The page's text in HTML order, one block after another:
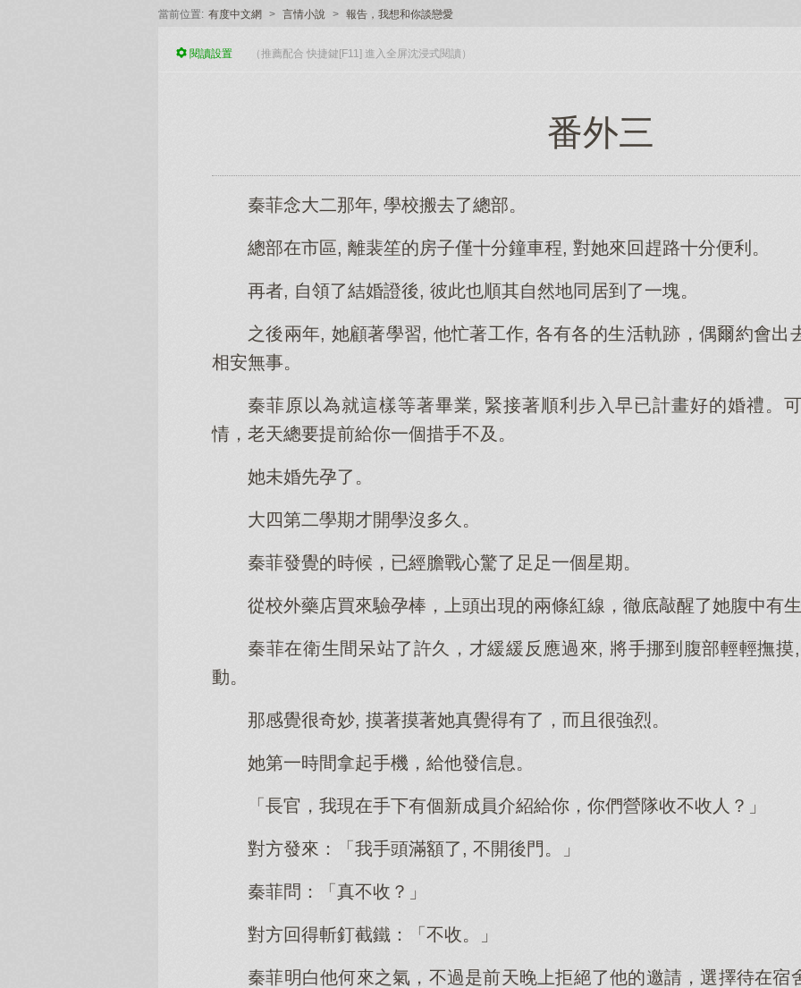
當前位置: 有度中文網 > 言情小說 > 報告，我想和你談戀愛
閱讀設置 （推薦配合 快捷鍵[F11] 進入全屏沈浸式閱讀）
番外三
秦菲念大二那年, 學校搬去了總部。
總部在市區, 離裴笙的房子僅十分鐘車程, 對她來回趕路十分便利。
再者, 自領了結婚證後, 彼此也順其自然地同居到了一塊。
之後兩年, 她顧著學習, 他忙著工作, 各有各的生活軌跡，偶爾約會出
相安無事。
秦菲原以為就這樣等著畢業, 緊接著順利步入早已計畫好的婚禮。
情，老天總要提前給你一個措手不及。
她未婚先孕了。
大四第二學期才開學沒多久。
秦菲發覺的時候，已經膽戰心驚了足足一個星期。
從校外藥店買來驗孕棒，上頭出現的兩條紅線，徹底敲醒了她腹中有
秦菲在衛生間呆站了許久，才緩緩反應過來, 將手挪到腹部輕輕撫
動。
那感覺很奇妙, 摸著摸著她真覺得有了，而且很強烈。
她第一時間拿起手機，給他發信息。
「長官，我現在手下有個新成員介紹給你，你們營隊收不收人？」
對方發來：「我手頭滿額了, 不開後門。」
秦菲問：「真不收？」
對方回得斬釘截鐵：「不收。」
秦菲明白他何來之氣，不過是前天晚上拒絕了他的邀請，選擇待在宿